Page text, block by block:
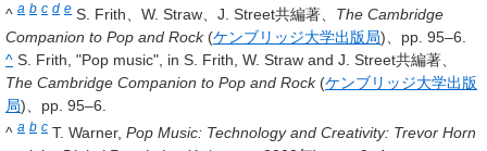
^ a b c d e S. Frith、W. Straw、J. Street共編著、 The Cambridge
Companion to Pop and Rock(ケンブリッジ大学出版局)、pp. 95–6.
^ S. Frith, "Pop music", in S. Frith, W. Straw and J. Street共編著、
The Cambridge Companion to Pop and Rock(ケンブリッジ大学出版
局)、pp. 95–6.
^ a b c T. Warner, Pop Music: Technology and Creativity: Trevor Horn